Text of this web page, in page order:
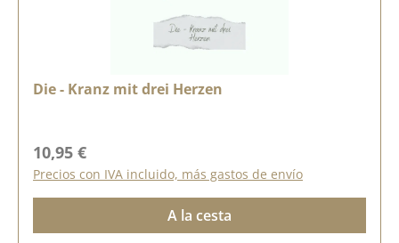
Die - Kranz mit drei Herzen
Precio normal:
10,95 €
Precios con IVA incluido, más gastos de envío
A la cesta